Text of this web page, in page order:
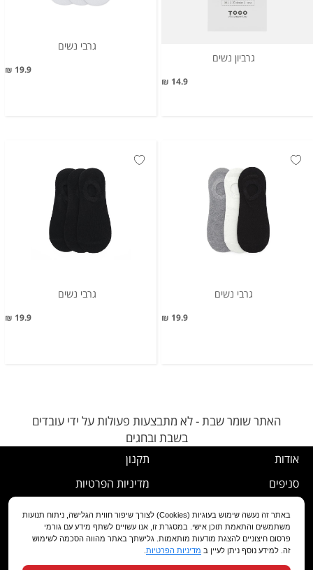
גרביון נשים
14.9 ₪
גרבי נשים
19.9 ₪
גרבי נשים
19.9 ₪
גרבי נשים
19.9 ₪
האתר שומר שבת - לא מתבצעות פעולות על ידי עובדים
בשבת ובחגים
אודות
סניפים
שירות לקוחות
מועדון לקוחות
תקנון
מדיניות הפרטיות
נוהל ביטול עסקה
מדיניות החלפה/החזרה/ביטול
הצהרת נגישות
באתר זה נעשה שימוש בעוגיות (Cookies) לצורך שיפור חווית הגלישה, ניתוח תנועות
משתמשים והתאמת תוכן אישי. במסגרת זו, אנו עשויים לשתף מידע עם גורמי
פרסום חיצוניים להצגת מודעות מותאמות. גלישתך באתר מהווה הסכמה לשימוש
זה. למידע נוסף ניתן לעיין ב מדיניות הפרטיות